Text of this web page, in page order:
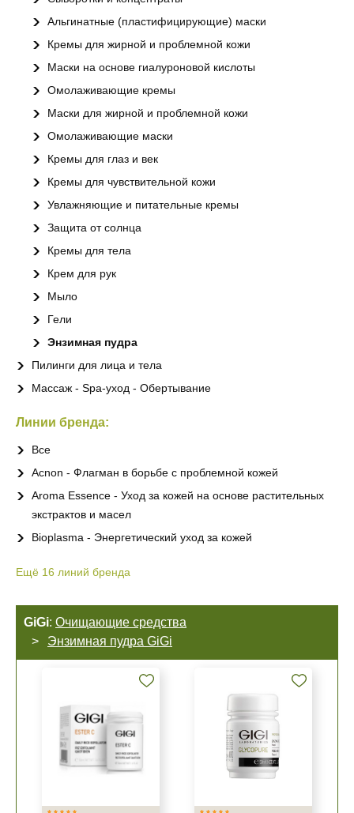
Альгинатные (пластифицирующие) маски
Кремы для жирной и проблемной кожи
Маски на основе гиалуроновой кислоты
Омолаживающие кремы
Маски для жирной и проблемной кожи
Омолаживающие маски
Кремы для глаз и век
Кремы для чувствительной кожи
Увлажняющие и питательные кремы
Защита от солнца
Кремы для тела
Крем для рук
Мыло
Гели
Энзимная пудра
Пилинги для лица и тела
Массаж - Spa-уход - Обертывание
Линии бренда:
Все
Acnon - Флагман в борьбе с проблемной кожей
Aroma Essence - Уход за кожей на основе растительных
экстрактов и масел
Bioplasma - Энергетический уход за кожей
Ещё 16 линий бренда
GiGi: Очищающие средства
Энзимная пудра GiGi